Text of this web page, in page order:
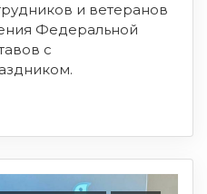
и ветеранов
Федеральной
с